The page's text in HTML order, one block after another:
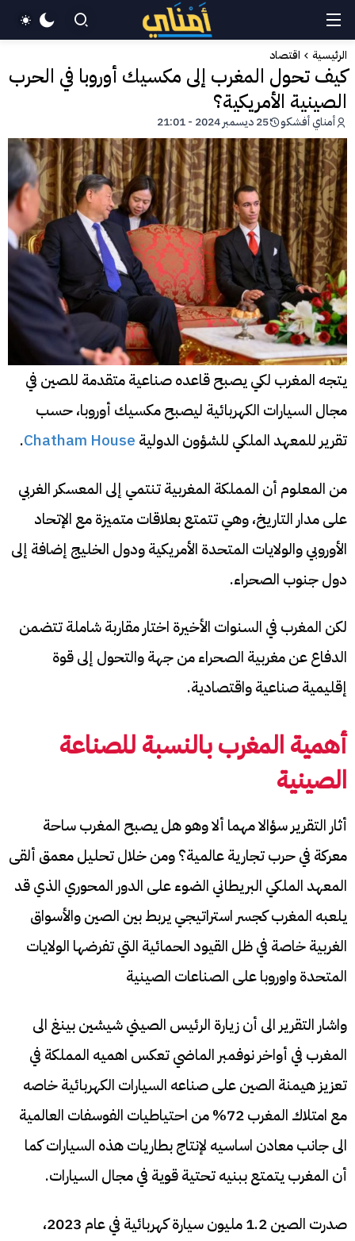
الرئيسية اقتصاد
كيف تحول المغرب إلى مكسيك أوروبا في الحرب
الصينية الأمريكية؟
أمناي أفشكو 25 ديسمبر 2024 - 21:01
يتجه المغرب لكي يصبح قاعده صناعية متقدمة للصين في
مجال السيارات الكهربائية ليصبح مكسيك أوروبا، حسب
تقرير للمعهد الملكي للشؤون الدولية Chatham House
.
من المعلوم أن المملكة المغربية تنتمي إلى المعسكر الغربي
على مدار التاريخ، وهي تتمتع بعلاقات متميزة مع الإتحاد
الأوروبي والولايات المتحدة الأمريكية ودول الخليج إضافة إلى
دول جنوب الصحراء.
لكن المغرب في السنوات الأخيرة اختار مقاربة شاملة تتضمن
الدفاع عن مغربية الصحراء من جهة والتحول إلى قوة
إقليمية صناعية واقتصادية.
أهمية المغرب بالنسبة للصناعة
الصينية
أثار التقرير سؤالا مهما ألا وهو هل يصبح المغرب ساحة
معركة في حرب تجارية عالمية؟ ومن خلال تحليل معمق ألقى
المعهد الملكي البريطاني الضوء على الدور المحوري الذي قد
يلعبه المغرب كجسر استراتيجي يربط بين الصين والأسواق
الغربية خاصة في ظل القيود الحمائية التي تفرضها الولايات
المتحدة واوروبا على الصناعات الصينية
واشار التقرير الى أن زيارة الرئيس الصيني شيشين بينغ الى
المغرب في أواخر نوفمبر الماضي تعكس اهميه المملكة في
تعزيز هيمنة الصين على صناعه السيارات الكهربائية خاصه
مع امتلاك المغرب 72% من احتياطيات الفوسفات العالمية
الى جانب معادن اساسيه لإنتاج بطاريات هذه السيارات كما
أن المغرب يتمتع ببنيه تحتية قوية في مجال السيارات.
صدرت الصين 1.2 مليون سيارة كهربائية في عام 2023،